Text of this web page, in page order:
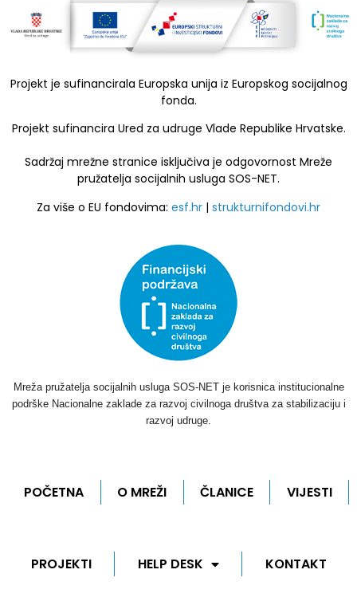
Projekt je sufinancirala Europska unija iz Europskog socijalnog
fonda.
Projekt sufinancira Ured za udruge Vlade Republike Hrvatske.
Sadržaj mrežne stranice isključiva je odgovornost Mreže
pružatelja socijalnih usluga SOS-NET.
Za više o EU fondovima: esf.hr | strukturnifondovi.hr
Mreža pružatelja socijalnih usluga SOS-NET je korisnica institucionalne
podrške Nacionalne zaklade za razvoj civilnoga društva za stabilizaciju i
razvoj udruge.
POČETNA O MREŽI ČLANICE VIJESTI
PROJEKTI HELP DESK KONTAKT